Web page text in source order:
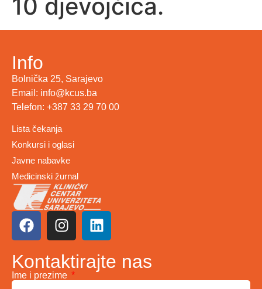
10 djevojčica.
Info
Bolnička 25, Sarajevo
Email: info@kcus.ba
Telefon: +387 33 29 70 00
Lista čekanja
Konkursi i oglasi
Javne nabavke
Medicinski žurnal
Kontaktirajte nas
Ime i prezime